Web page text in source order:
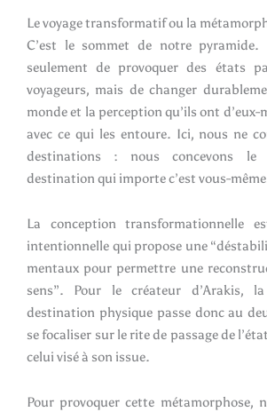
Le voyage transformatif ou la
C’est le sommet de notre
seulement de provoquer des états
voyageurs, mais de changer
monde et la perception qu’ils ont d’eux-
avec ce qui les entoure. Ici, nous ne
destinations : nous concevons le
destination qui importe c’est vous-
La conception transformationnelle
intentionnelle qui propose une
mentaux pour permettre une
sens”. Pour le créateur d’Arakis,
destination physique passe donc au
se focaliser sur le rite de passage de
celui visé à son issue.
Pour provoquer cette métamorphose,